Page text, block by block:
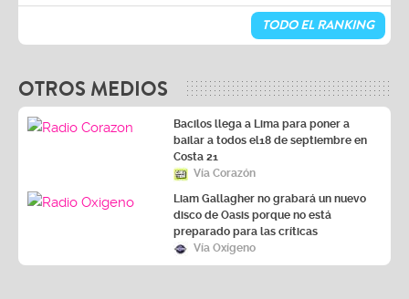
TODO EL RANKING
OTROS MEDIOS
Bacilos llega a Lima para poner a
bailar a todos el18 de septiembre en
Costa 21
Vía Corazón
Liam Gallagher no grabará un nuevo
disco de Oasis porque no está
preparado para las críticas
Vía Oxígeno